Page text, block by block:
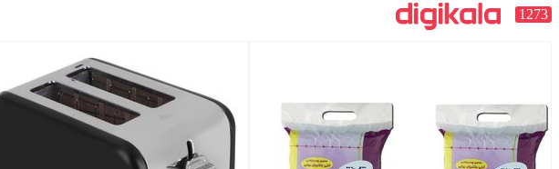
1273